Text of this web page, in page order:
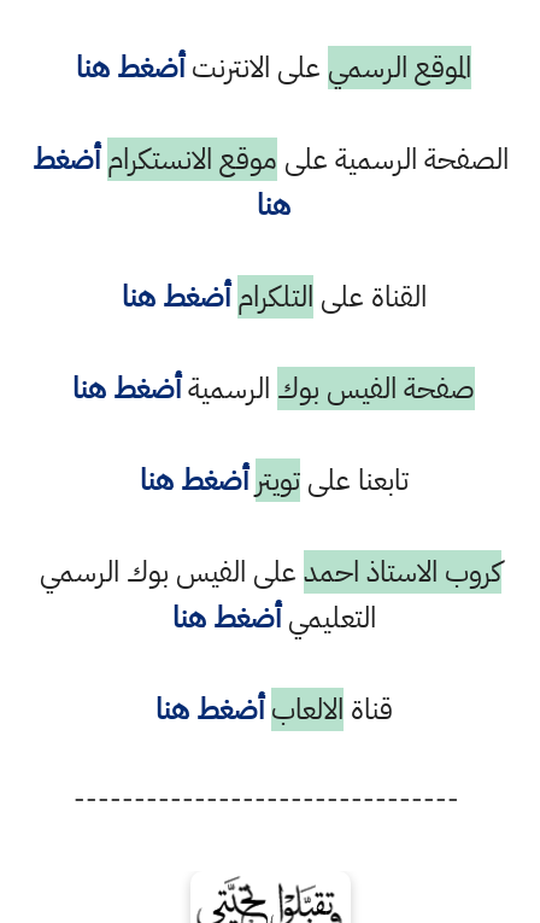
الموقع الرسمي على الانترنتأضغط هنا
الصفحة الرسمية على موقع الانستكرام أضغط
هنا
القناة على التلكرام أضغط هنا
صفحة الفيس بوك الرسميةأضغط هنا
تابعنا علىتويتر أضغط هنا
كروب الاستاذ احمدعلى الفيس بوك الرسمي
التعليميأضغط هنا
قناة الالعاب أضغط هنا
--------------------------------